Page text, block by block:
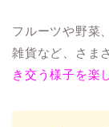
フルーツや野菜
雑貨など、さま
き交う様子を楽